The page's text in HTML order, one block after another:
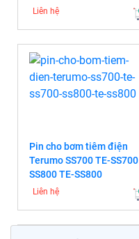
Liên hệ
Pin cho bơm tiêm điện
Terumo SS700 TE-SS700
SS800 TE-SS800
Liên hệ